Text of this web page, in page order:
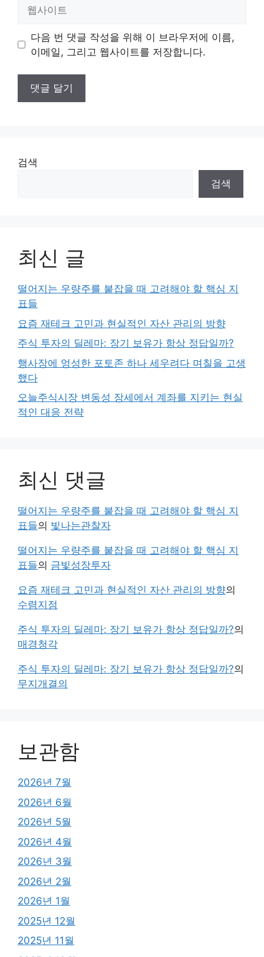
트
다음 번 댓글 작성을 위해 이 브라우저에 이름,
이메일, 그리고 웹사이트를 저장합니다.
검색
검색
최신 글
떨어지는 우량주를 붙잡을 때 고려해야 할 핵심 지
표들
요즘 재테크 고민과 현실적인 자산 관리의 방향
주식 투자의 딜레마: 장기 보유가 항상 정답일까?
행사장에 엉성한 포토존 하나 세우려다 며칠을 고생
했다
오늘주식시장 변동성 장세에서 계좌를 지키는 현실
적인 대응 전략
최신 댓글
떨어지는 우량주를 붙잡을 때 고려해야 할 핵심 지
표들의 빛나는관찰자
떨어지는 우량주를 붙잡을 때 고려해야 할 핵심 지
표들의 금빛성장투자
요즘 재테크 고민과 현실적인 자산 관리의 방향의
수렴지점
주식 투자의 딜레마: 장기 보유가 항상 정답일까?의
매경청각
주식 투자의 딜레마: 장기 보유가 항상 정답일까?의
무지개결의
보관함
2026년 7월
2026년 6월
2026년 5월
2026년 4월
2026년 3월
2026년 2월
2026년 1월
2025년 12월
2025년 11월